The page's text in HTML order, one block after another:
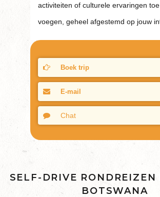
activiteiten of culturele ervaringen
voegen, geheel afgestemd op jouw
Boek trip
E-mail
Chat
SELF-DRIVE
BOTSWANA